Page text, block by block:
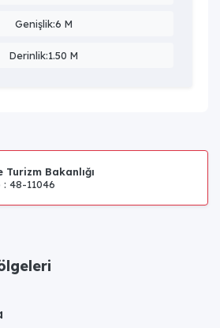
Genişlik:6 M
Derinlik:1.50 M
Turizm Bakanlığı
48-11046